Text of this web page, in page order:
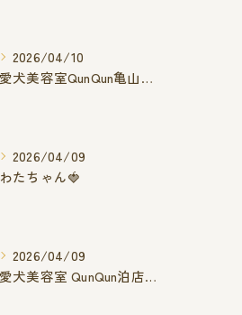
2026/04/10
愛犬美容室QunQun亀山エコー店
2026/04/09
わたちゃん🍓
2026/04/09
愛犬美容室 QunQun泊店 4月空き状況です